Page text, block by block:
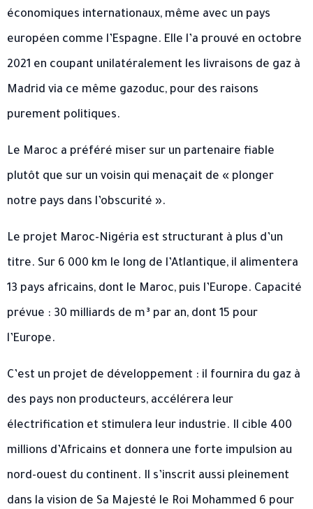
économiques internationaux, même avec un pays
européen comme l’Espagne. Elle l’a prouvé en octobre
2021 en coupant unilatéralement les livraisons de gaz à
Madrid via ce même gazoduc, pour des raisons
purement politiques.
Le Maroc a préféré miser sur un partenaire fiable
plutôt que sur un voisin qui menaçait de « plonger
notre pays dans l’obscurité ».
Le projet Maroc-Nigéria est structurant à plus d’un
titre. Sur 6 000 km le long de l’Atlantique, il alimentera
13 pays africains, dont le Maroc, puis l’Europe. Capacité
prévue : 30 milliards de m³ par an, dont 15 pour
l’Europe.
C’est un projet de développement : il fournira du gaz à
des pays non producteurs, accélérera leur
électrification et stimulera leur industrie. Il cible 400
millions d’Africains et donnera une forte impulsion au
nord-ouest du continent. Il s’inscrit aussi pleinement
dans la vision de Sa Majesté le Roi Mohammed 6 pour